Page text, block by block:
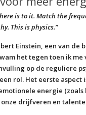
is to it. Match the
This is physics.”
Einstein, een van
het tegen toen ik
op de reguliere
rol. Het eerste
energie
drijfveren en